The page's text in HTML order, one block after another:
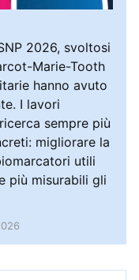
2026, svoltosi
Marie-Tooth
hanno avuto
I lavori
sempre più
migliorare la
utili
più misurabili gli